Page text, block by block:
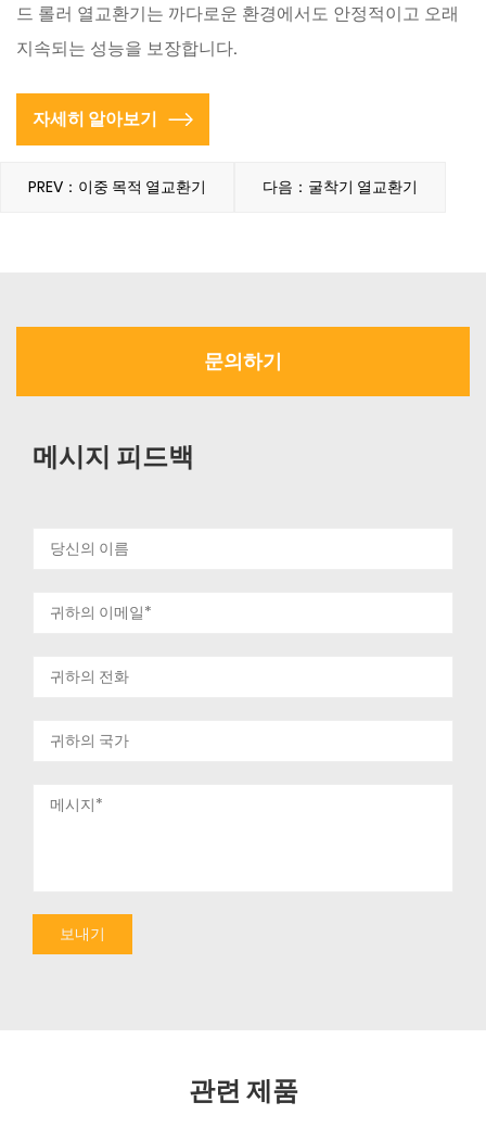
드 롤러 열교환기는 까다로운 환경에서도 안정적이고 오래
지속되는 성능을 보장합니다.
자세히 알아보기
PREV：이중 목적 열교환기 다음：굴착기 열교환기
문의하기
메시지 피드백
관련 제품